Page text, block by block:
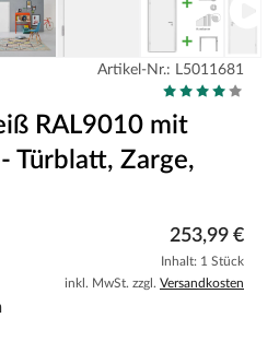
Artikel-Nr.: L5011681
RAL9010 mit
Türblatt, Zarge,
253,99 €
Inhalt: 1 Stück
inkl. MwSt. zzgl. Versandkosten